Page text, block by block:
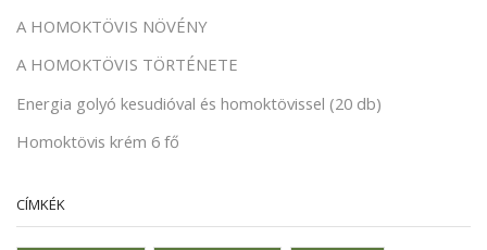
A HOMOKTÖVIS NÖVÉNY
A HOMOKTÖVIS TÖRTÉNETE
Energia golyó kesudióval és homoktövissel (20 db)
Homoktövis krém 6 fő
CÍMKÉK